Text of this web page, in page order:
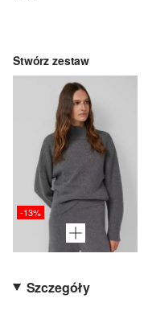
Stwórz zestaw
-13%
Szczegóły